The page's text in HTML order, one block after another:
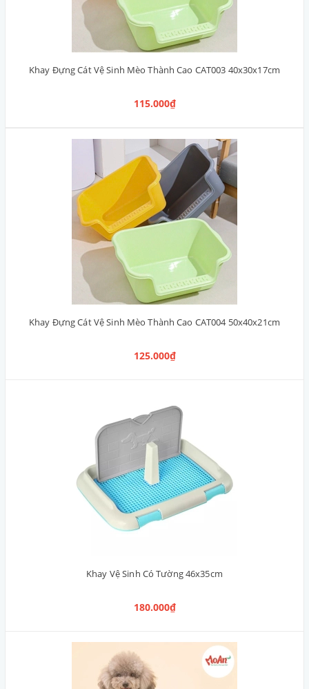
Khay Đựng Cát Vệ Sinh Mèo Thành Cao CAT003 40x30x17cm
115.000₫
Khay Đựng Cát Vệ Sinh Mèo Thành Cao CAT004 50x40x21cm
125.000₫
Khay Vệ Sinh Có Tường 46x35cm
180.000₫